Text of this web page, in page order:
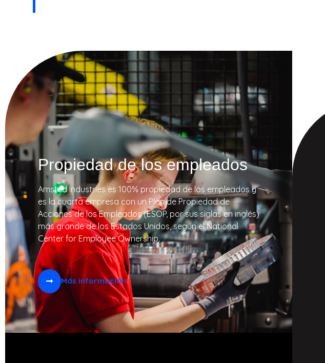
Propiedad de los empleados
Amsted Industries es 100% propiedad de los empleados y
es la cuarta empresa con un Plan de Propiedad de
Acciones de los Empleados (ESOP, por sus siglas en inglés)
más grande de los Estados Unidos, según el National
Center for Employee Ownership.
Más información